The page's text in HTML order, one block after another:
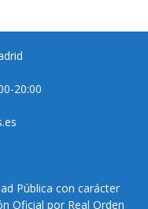
20:00
Pública con carácter
Oficial por Real Orden